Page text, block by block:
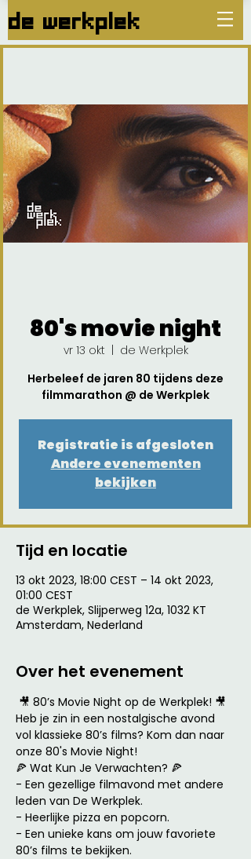
de werkplek
80's movie night
vr 13 okt
de Werkplek
Herbeleef de jaren 80 tijdens deze
filmmarathon @ de Werkplek
Registratie is afgesloten
Andere evenementen
bekijken
Tijd en locatie
13 okt 2023, 18:00 CEST – 14 okt 2023,
01:00 CEST
de Werkplek, Slijperweg 12a, 1032 KT
Amsterdam, Nederland
Over het evenement
🎥 80’s Movie Night op de Werkplek! 🎥
Heb je zin in een nostalgische avond
vol klassieke 80’s films? Kom dan naar
onze 80's Movie Night!
🍕 Wat Kun Je Verwachten? 🍕
- Een gezellige filmavond met andere
leden van De Werkplek.
- Heerlijke pizza en popcorn.
- Een unieke kans om jouw favoriete
80’s films te bekijken.